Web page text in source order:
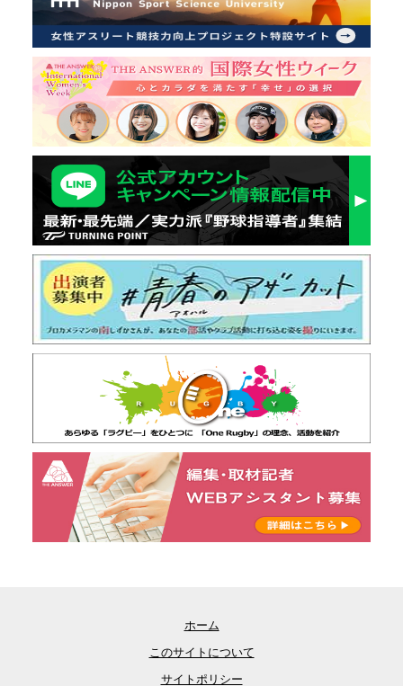
ホーム
このサイトについて
サイトポリシー